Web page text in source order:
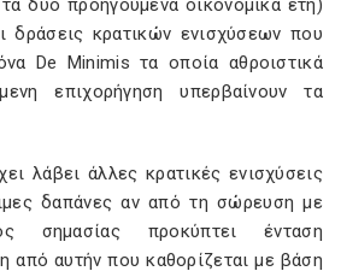
δύο προηγούμενα οικονομικά έτη)
δράσεις κρατικών ενισχύσεων που
De Minimis τα οποία αθροιστικά
επιχορήγηση υπερβαίνουν τα
λάβει άλλες κρατικές ενισχύσεις
δαπάνες αν από τη σώρευση µε
σηµασίας προκύπτει ένταση
από αυτήν που καθορίζεται µε βάση